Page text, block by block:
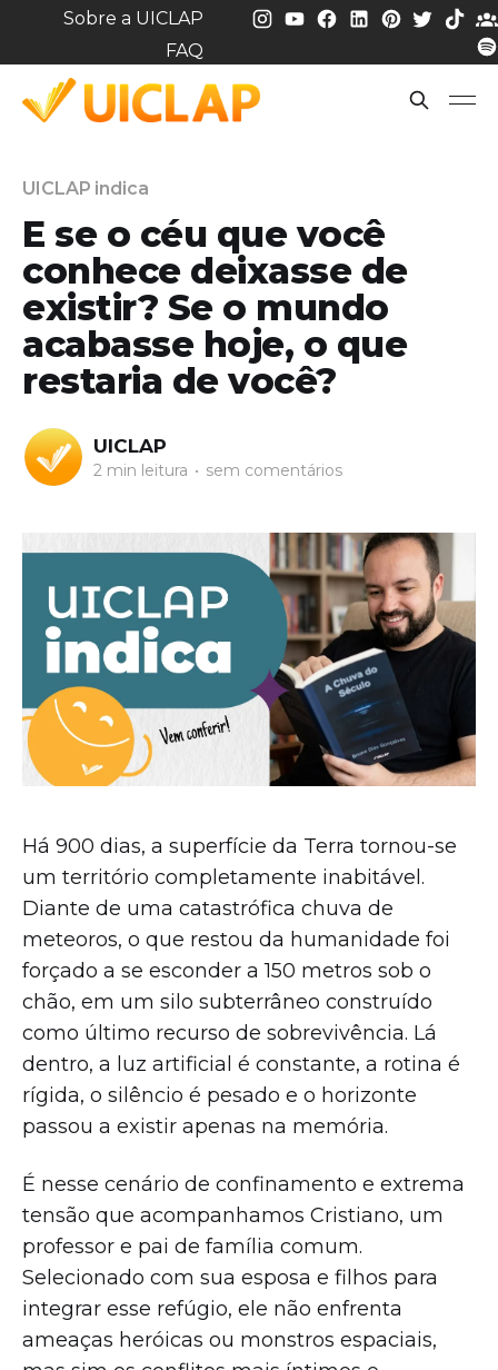
Sobre a UICLAP
FAQ
UICLAP indica
E se o céu que você
conhece deixasse de
existir? Se o mundo
acabasse hoje, o que
restaria de você?
UICLAP
2 min leitura • sem comentários
Há 900 dias, a superfície da Terra tornou-se
um território completamente inabitável.
Diante de uma catastrófica chuva de
meteoros, o que restou da humanidade foi
forçado a se esconder a 150 metros sob o
chão, em um silo subterrâneo construído
como último recurso de sobrevivência. Lá
dentro, a luz artificial é constante, a rotina é
rígida, o silêncio é pesado e o horizonte
passou a existir apenas na memória.
É nesse cenário de confinamento e extrema
tensão que acompanhamos Cristiano, um
professor e pai de família comum.
Selecionado com sua esposa e filhos para
integrar esse refúgio, ele não enfrenta
ameaças heróicas ou monstros espaciais,